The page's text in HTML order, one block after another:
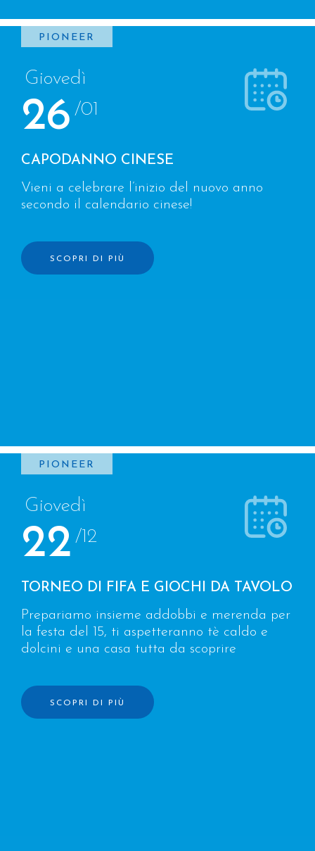
PIONEER
Giovedì
26 /01
CAPODANNO CINESE
Vieni a celebrare l’inizio del nuovo anno
secondo il calendario cinese!
SCOPRI DI PIÙ
PIONEER
Giovedì
22 /12
TORNEO DI FIFA E GIOCHI DA TAVOLO
Prepariamo insieme addobbi e merenda per
la festa del 15, ti aspetteranno tè caldo e
dolcini e una casa tutta da scoprire
SCOPRI DI PIÙ